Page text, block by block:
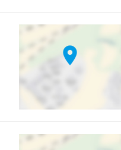
location_on